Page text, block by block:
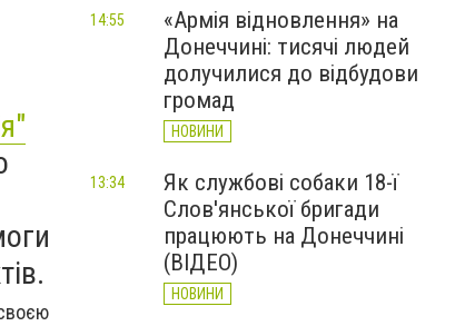
«Армія відновлення» на
Донеччині: тисячі людей
долучилися до відбудови
громад
НОВИНИ
14:55
Як службові собаки 18-ї
Слов'янської бригади
працюють на Донеччині
(ВІДЕО)
НОВИНИ
13:34